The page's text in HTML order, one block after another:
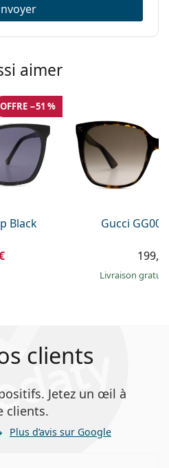
aimer
Black
OFFRE −51 %
Gucci
Livraison
clients
Jetez un œil à
clients.
Plus d’avis sur Google